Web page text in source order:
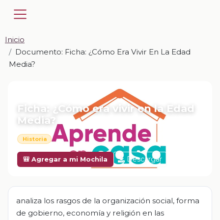
Inicio
Documento: Ficha: ¿Cómo Era Vivir En La Edad
Media?
Ficha: ¿Cómo era vivir en la Edad
Media?
Historia
🎒 Agregar a mi Mochila Descargar
analiza los rasgos de la organización social, forma
de gobierno, economía y religión en las